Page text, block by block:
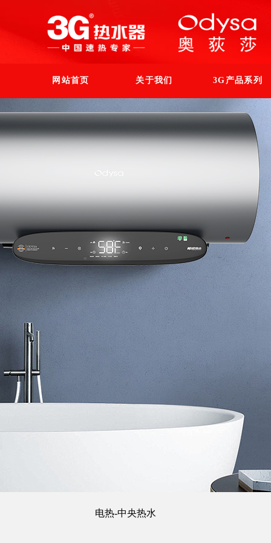
网站首页 关于我们 3G产品系列
电热-中央热水